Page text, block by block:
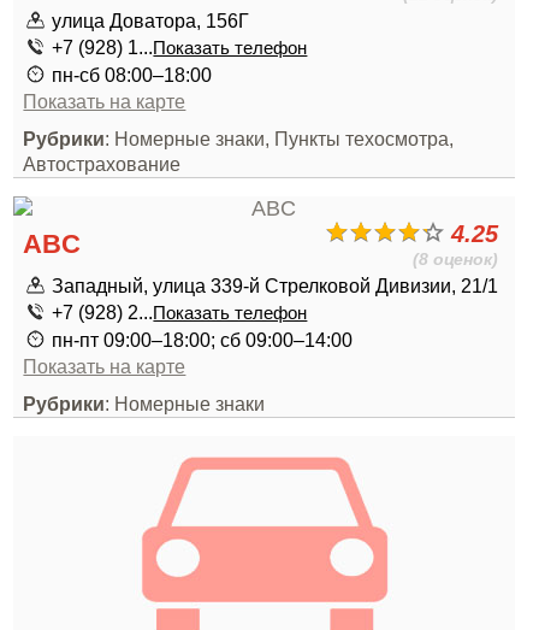
улица Доватора, 156Г
+7 (928) 1...Показать телефон
пн-сб 08:00–18:00
Показать на карте
Рубрики: Номерные знаки, Пункты техосмотра,
Автострахование
4.25
(8 оценок)
ABC
Западный, улица 339-й Стрелковой Дивизии, 21/1
+7 (928) 2...Показать телефон
пн-пт 09:00–18:00; сб 09:00–14:00
Показать на карте
Рубрики: Номерные знаки